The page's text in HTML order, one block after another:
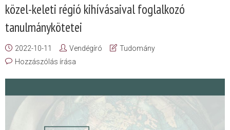
közel-keleti régió kihívásaival foglalkozó
tanulmánykötetei
2022-10-11 Vendégíró
Tudomány
Hozzászólás írása